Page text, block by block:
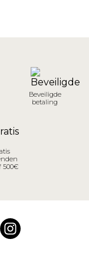
Beveiligde
betaling
500€